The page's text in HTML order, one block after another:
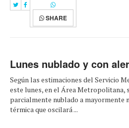
SHARE
Lunes nublado y con
Según las estimaciones del Servicio
este lunes, en el Área Metropolitana,
parcialmente nublado a mayormente
térmica que oscilará ...